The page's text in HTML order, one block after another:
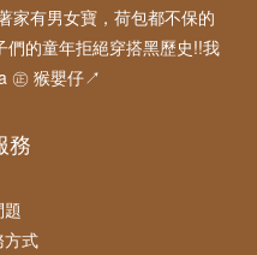
家有男女寶，荷包都不保的
的童年拒絕穿搭黑歷史!!我
㊣ 猴嬰仔↗
務
方式